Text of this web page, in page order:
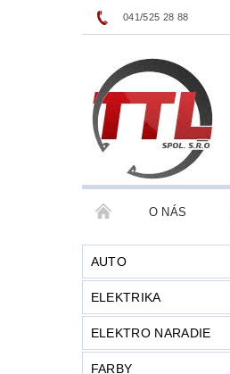
041/525 28 88
O NÁS
AUTO
ELEKTRIKA
ELEKTRO NARADIE
FARBY